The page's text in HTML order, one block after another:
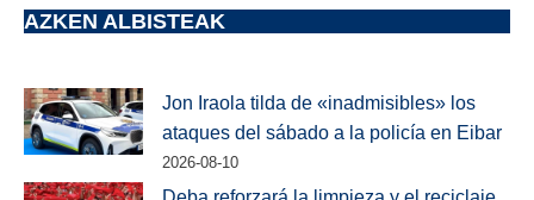
AZKEN ALBISTEAK
Jon Iraola tilda de «inadmisibles» los
ataques del sábado a la policía en Eibar
2026-08-10